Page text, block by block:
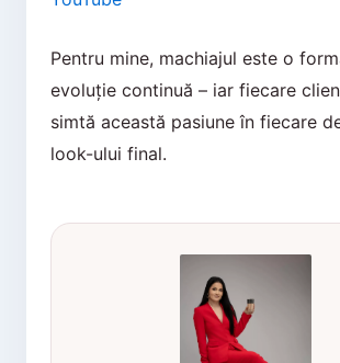
Pentru mine, machiajul este o
evoluție continuă – iar fiecare
simtă această pasiune în fiecare
look-ului final.